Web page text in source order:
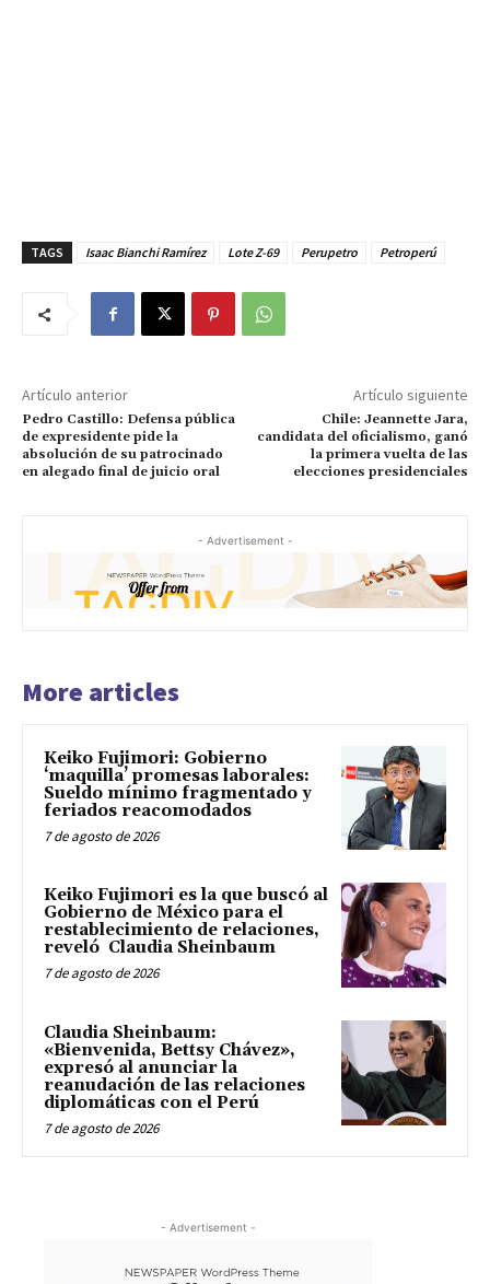
TAGS Isaac Bianchi Ramírez Lote Z-69 Perupetro Petroperú
Artículo anterior
Pedro Castillo: Defensa pública
de expresidente pide la
absolución de su patrocinado
en alegado final de juicio oral
Artículo siguiente
Chile: Jeannette Jara,
candidata del oficialismo, ganó
la primera vuelta de las
elecciones presidenciales
- Advertisement -
More articles
Keiko Fujimori: Gobierno
‘maquilla’ promesas laborales:
Sueldo mínimo fragmentado y
feriados reacomodados
7 de agosto de 2026
Keiko Fujimori es la que buscó al
Gobierno de México para el
restablecimiento de relaciones,
reveló Claudia Sheinbaum
7 de agosto de 2026
Claudia Sheinbaum:
«Bienvenida, Bettsy Chávez»,
expresó al anunciar la
reanudación de las relaciones
diplomáticas con el Perú
7 de agosto de 2026
- Advertisement -